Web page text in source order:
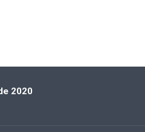
2020